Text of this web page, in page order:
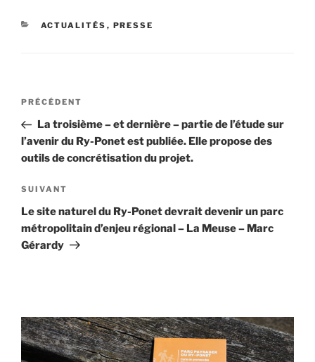
CATÉGORIES
ACTUALITÉS , PRESSE
Navigation
l’article
Article
précédent
PRÉCÉDENT
La troisième – et dernière – partie de l’étude sur
l’avenir du Ry-Ponet est publiée. Elle propose des
outils de concrétisation du projet.
Article
suivant
SUIVANT
Le site naturel du Ry-Ponet devrait devenir un parc
métropolitain d’enjeu régional – La Meuse – Marc
Gérardy